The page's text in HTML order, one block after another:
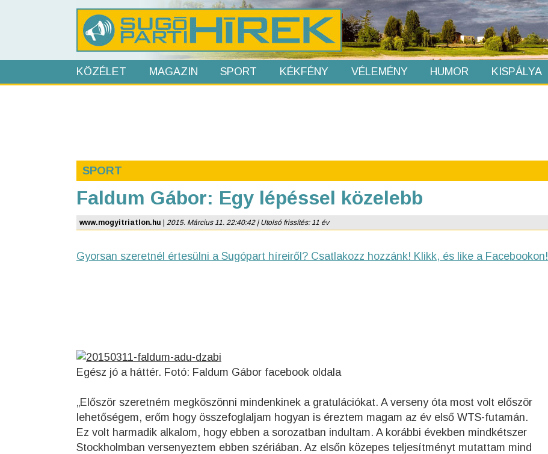
KÖZÉLET MAGAZIN SPORT KÉKFÉNY VÉLEMÉNY HUMOR KISPÁLYA
SPORT
Faldum Gábor: Egy lépéssel közelebb
www.mogyitriatlon.hu 2015. Március 11. 22:40:42 | Utolsó frissítés: 11 év
Gyorsan szeretnél értesülni a Sugópart híreiről? Csatlakozz hozzánk! Klikk, és like a Facebookon!
Egész jó a háttér. Fotó: Faldum Gábor facebook oldala
„Először szeretném megköszönni mindenkinek a gratulációkat. A verseny óta most volt először
lehetőségem, erőm hogy összefoglaljam hogyan is éreztem magam az év első WTS-futamán.
Ez volt harmadik alkalom, hogy ebben a sorozatban indultam. A korábbi években mindkétszer
Stockholmban versenyeztem ebben szériában. Az elsőn közepes teljesítményt mutattam mind